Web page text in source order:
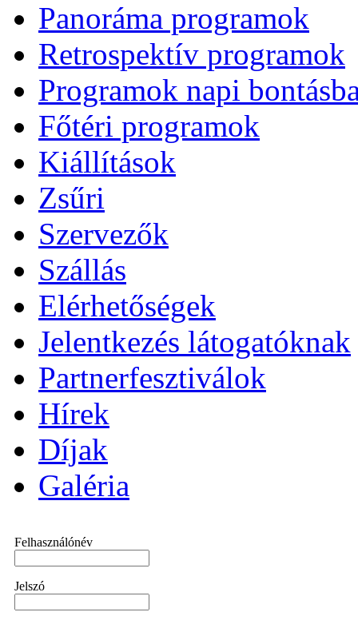
Panoráma programok
Retrospektív programok
Programok napi
Főtéri programok
Kiállítások
Zsűri
Szervezők
Szállás
Elérhetőségek
Jelentkezés látogatóknak
Partnerfesztiválok
Hírek
Díjak
Galéria
Felhasználónév
Jelszó